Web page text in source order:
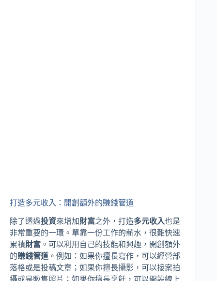
打造多元收入：開創額外的賺錢管道
除了透過投資來增加財富之外，打造多元收入也是
非常重要的一環。單靠一份工作的薪水，很難快速
累積財富 。可以利用自己的技能和興趣，開創額外
的賺錢管道 。例如：如果你擅長寫作，可以經營部
落格或是投稿文章；如果你擅長攝影，可以接案拍